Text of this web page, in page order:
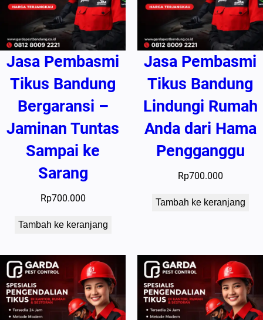
Jasa Pembasmi
Tikus Bandung
Bergaransi –
Jaminan Tuntas
Sampai ke
Sarang
Rp700.000
Tambah ke keranjang
Jasa Pembasmi
Tikus Bandung
Lindungi Rumah
Anda dari Hama
Pengganggu
Rp700.000
Tambah ke keranjang